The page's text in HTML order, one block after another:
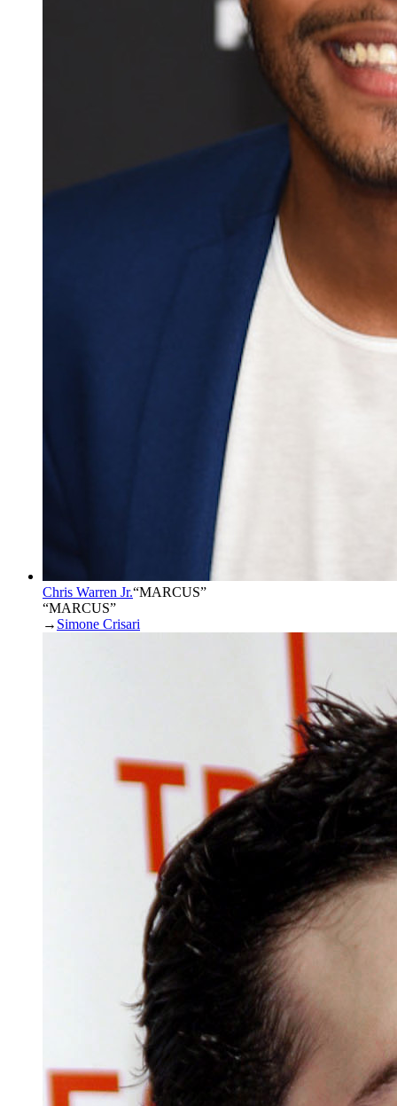
Chris Warren Jr.“MARCUS”
“MARCUS”
→ Simone Crisari